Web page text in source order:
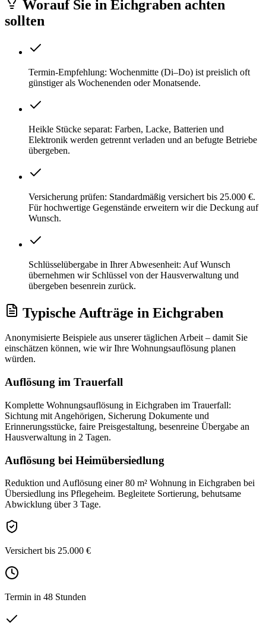
Worauf Sie in Eichgraben achten
sollten
Termin-Empfehlung: Wochenmitte (Di–Do) ist preislich oft
günstiger als Wochenenden oder Monatsende.
Heikle Stücke separat: Farben, Lacke, Batterien und
Elektronik werden getrennt verladen und an befugte Betriebe
übergeben.
Versicherung prüfen: Standardmäßig versichert bis 25.000 €.
Für hochwertige Gegenstände erweitern wir die Deckung auf
Wunsch.
Schlüsselübergabe in Ihrer Abwesenheit: Auf Wunsch
übernehmen wir Schlüssel von der Hausverwaltung und
übergeben besenrein zurück.
Typische Aufträge in Eichgraben
Anonymisierte Beispiele aus unserer täglichen Arbeit – damit Sie
einschätzen können, wie wir Ihre Wohnungsauflösung planen
würden.
Auflösung im Trauerfall
Komplette Wohnungsauflösung in Eichgraben im Trauerfall:
Sichtung mit Angehörigen, Sicherung Dokumente und
Erinnerungsstücke, faire Preisgestaltung, besenreine Übergabe an
Hausverwaltung in 2 Tagen.
Auflösung bei Heimübersiedlung
Reduktion und Auflösung einer 80 m² Wohnung in Eichgraben bei
Übersiedlung ins Pflegeheim. Begleitete Sortierung, behutsame
Abwicklung über 3 Tage.
Versichert bis 25.000 €
Termin in 48 Stunden